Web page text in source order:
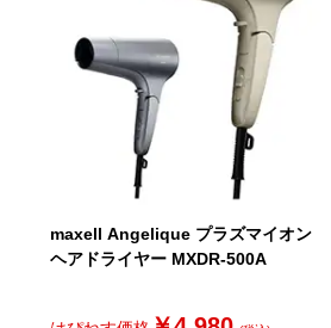
maxell Angelique プラズマイオン
ヘアドライヤー MXDR-500A